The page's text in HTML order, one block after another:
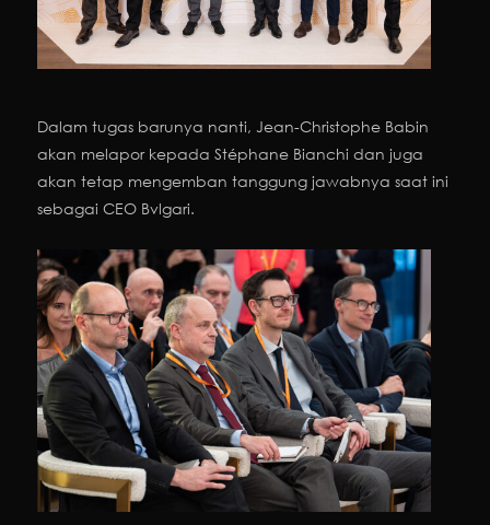
Dalam tugas barunya nanti, Jean-Christophe Babin
akan melapor kepada Stéphane Bianchi dan juga
akan tetap mengemban tanggung jawabnya saat ini
sebagai CEO Bvlgari.